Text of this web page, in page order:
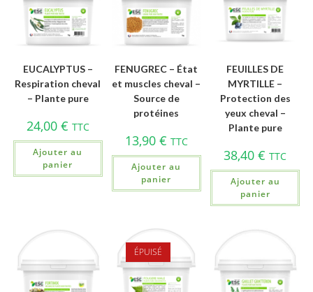
EUCALYPTUS –
Respiration cheval
– Plante pure
24,00 € TTC
Ajouter au
panier
FENUGREC – État
et muscles cheval –
Source de
protéines
13,90 € TTC
Ajouter au
panier
FEUILLES DE
MYRTILLE –
Protection des
yeux cheval –
Plante pure
38,40€ TTC
Ajouter au
panier
ÉPUISÉ